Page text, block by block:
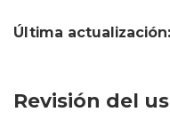
Última actualización:
Revisión del